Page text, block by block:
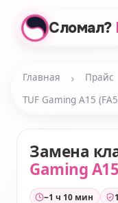
Сломал?
Главная › Прайс
TUF Gaming A15
Замена
Gaming
~1 ч 10 мин